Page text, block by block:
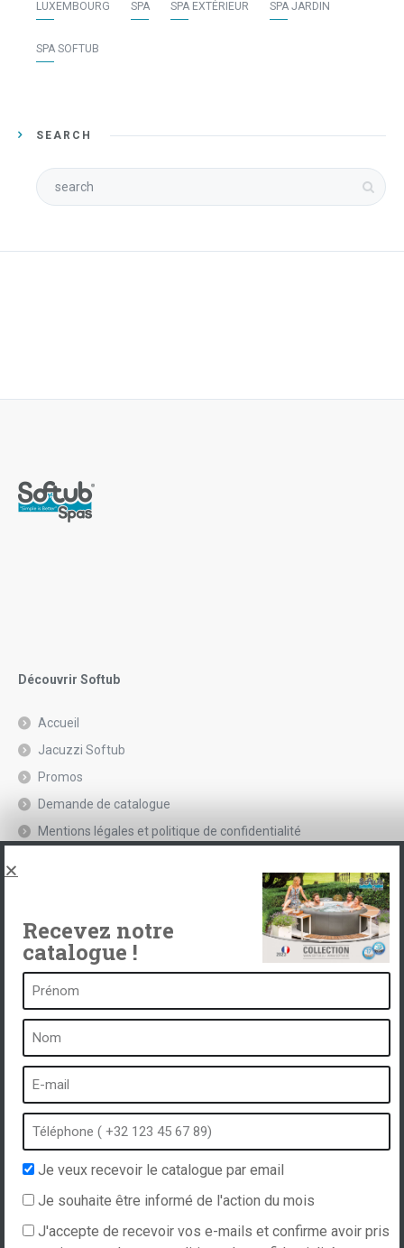
LUXEMBOURG SPA SPA EXTÉRIEUR SPA JARDIN
SPA SOFTUB
SEARCH
Découvrir Softub
Accueil
Jacuzzi Softub
Promos
Demande de catalogue
Mentions légales et politique de confidentialité
Qu’est-ce qu’un spa ?
Bain à bulles
Spa intérieur
Spa extérieur
Spa en hiver
Spa encastrable
Spa et hydrothérapie
Recevez notre
catalogue !
Je veux recevoir le catalogue par email
Je souhaite être informé de l'action du mois
J'accepte de recevoir vos e-mails et confirme avoir pris